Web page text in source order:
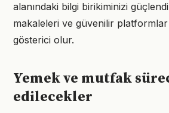
alanındaki bilgi birikiminizi
makaleleri ve güvenilir
gösterici olur.
Yemek ve mutfak
edilecekler